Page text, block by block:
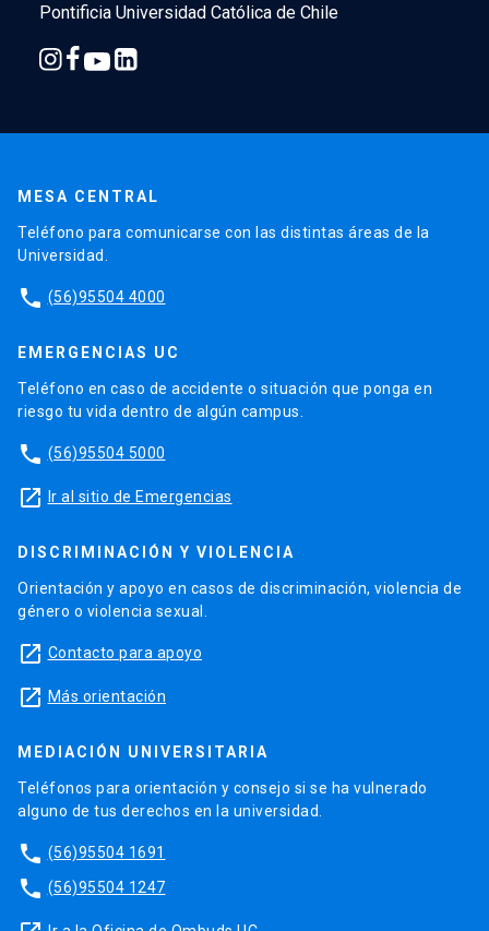
Pontificia Universidad Católica de Chile
MESA CENTRAL
Teléfono para comunicarse con las distintas áreas de la
Universidad.
phone (56)95504 4000
EMERGENCIAS UC
Teléfono en caso de accidente o situación que ponga en
riesgo tu vida dentro de algún campus.
phone (56)95504 5000
launch Ir al sitio de Emergencias
DISCRIMINACIÓN Y VIOLENCIA
Orientación y apoyo en casos de discriminación, violencia de
género o violencia sexual.
launch Contacto para apoyo
launch Más orientación
MEDIACIÓN UNIVERSITARIA
Teléfonos para orientación y consejo si se ha vulnerado
alguno de tus derechos en la universidad.
phone (56)95504 1691
phone (56)95504 1247